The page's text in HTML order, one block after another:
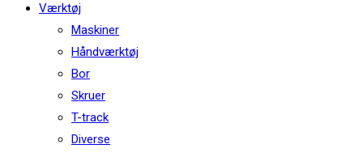
Værktøj
Maskiner
Håndværktøj
Bor
Skruer
T-track
Diverse